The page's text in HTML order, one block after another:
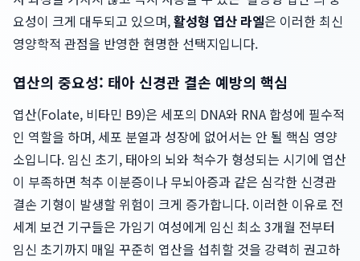
요성이 크게 대두되고 있으며,활성형 엽산 라엘은 이러한 최신
영양학적 관점을 반영한 현명한 선택지입니다.
엽산의 중요성: 태아 신경관 결손 예방의 핵심
엽산(Folate, 비타민 B9)은 세포의 DNA와 RNA 합성에 필수적
인 역할을 하며, 세포 분열과 성장에 없어서는 안 될 핵심 영양
소입니다. 임신 초기, 태아의 뇌와 척수가 형성되는 시기에 엽산
이 부족하면 척추 이분증이나 무뇌아증과 같은 심각한 신경관
결손 기형이 발생할 위험이 크게 증가합니다. 이러한 이유로 전
세계 보건 기구들은 가임기 여성에게 임신 최소 3개월 전부터
임신 초기까지 매일 꾸준히 엽산을 섭취할 것을 강력히 권고하